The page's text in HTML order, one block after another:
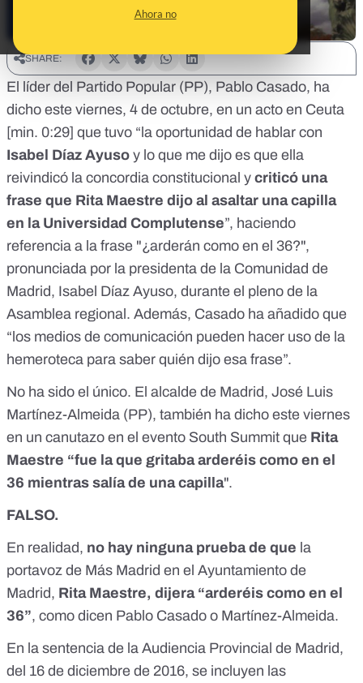
Ahora no
SHARE:
El líder del Partido Popular (PP), Pablo Casado, ha
dicho este viernes, 4 de octubre, en un acto en Ceuta
[min. 0:29] que tuvo “la oportunidad de hablar con
Isabel Díaz Ayuso y lo que me dijo es que ella
reivindicó la concordia constitucional y criticó una
frase que Rita Maestre dijo al asaltar una capilla
en la Universidad Complutense”, haciendo
referencia a la frase "¿arderán como en el 36?",
pronunciada por la presidenta de la Comunidad de
Madrid, Isabel Díaz Ayuso, durante el pleno de la
Asamblea regional. Además, Casado ha añadido que
“los medios de comunicación pueden hacer uso de la
hemeroteca para saber quién dijo esa frase”.
No ha sido el único. El alcalde de Madrid, José Luis
Martínez-Almeida (PP), también ha dicho este viernes
en un canutazo en el evento South Summit que Rita
Maestre “fue la que gritaba arderéis como en el
36 mientras salía de una capilla".
FALSO.
En realidad, no hay ninguna prueba de que la
portavoz de Más Madrid en el Ayuntamiento de
Madrid, Rita Maestre, dijera “arderéis como en el
36”, como dicen Pablo Casado o Martínez-Almeida.
En la sentencia de la Audiencia Provincial de Madrid,
del 16 de diciembre de 2016, se incluyen las